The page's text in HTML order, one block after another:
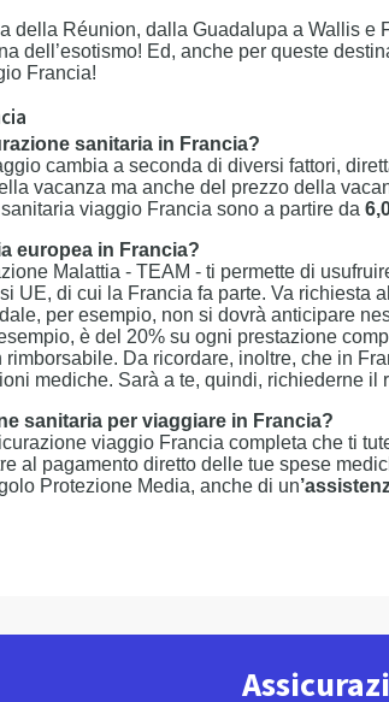
della Réunion, dalla Guadalupa a Wallis e
dell’esotismo! Ed, anche per queste
Francia!
sanitaria in Francia?
cambia a seconda di diversi fattori,
vacanza ma anche del prezzo della
viaggio Francia sono a partire da
europea in Francia?
Malattia - TEAM - ti permette di
UE, di cui la Francia fa parte. Va richiesta
per esempio, non si dovrà anticipare
è del 20% su ogni prestazione
Da ricordare, inoltre, che in
mediche. Sarà a te, quindi, richiederne il
sanitaria per viaggiare in Francia?
viaggio Francia completa che ti
al pagamento diretto delle tue spese
Protezione Media, anche di un